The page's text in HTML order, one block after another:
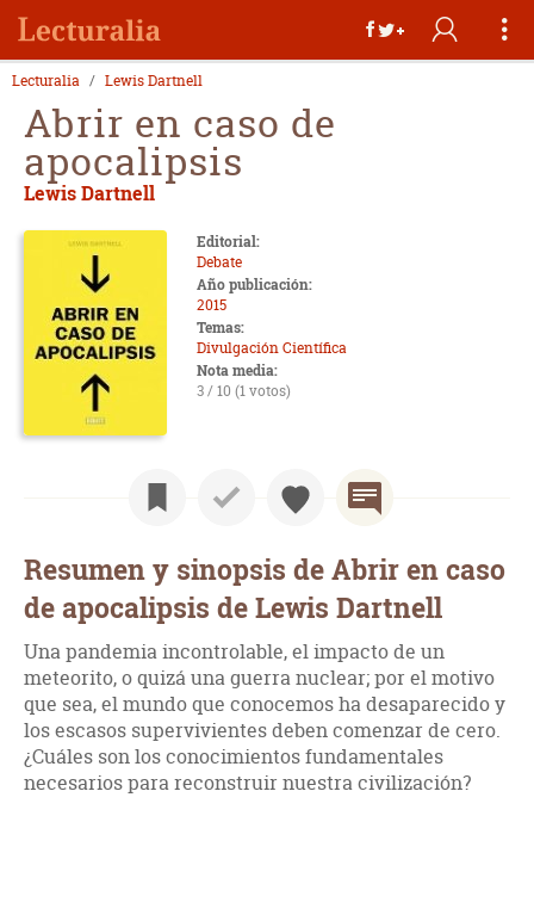
Lecturalia Lewis Dartnell
Abrir en caso de
apocalipsis
Lewis Dartnell
Editorial:
Debate
Año publicación:
2015
Temas:
Divulgación Científica
Nota media:
3 / 10 (1 votos)
Resumen y sinopsis de Abrir en caso
de apocalipsis de Lewis Dartnell
Una pandemia incontrolable, el impacto de un
meteorito, o quizá una guerra nuclear; por el motivo
que sea, el mundo que conocemos ha desaparecido y
los escasos supervivientes deben comenzar de cero.
¿Cuáles son los conocimientos fundamentales
necesarios para reconstruir nuestra civilización?